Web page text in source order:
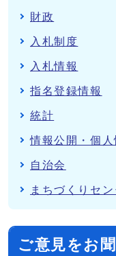
財政
入札制度
入札情報
指名登録情報
統計
情報公開・個人
自治会
まちづくりセン
ご意見をお